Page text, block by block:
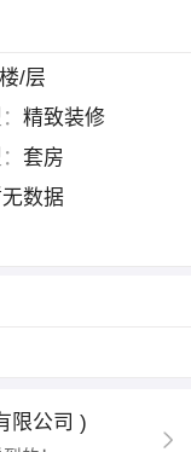
/层
精致装修
套房
数据
限公司 )